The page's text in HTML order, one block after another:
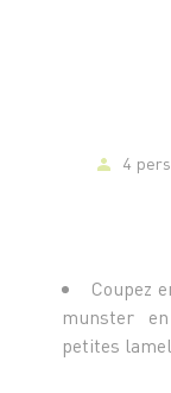
4
Coupez
munster
petites